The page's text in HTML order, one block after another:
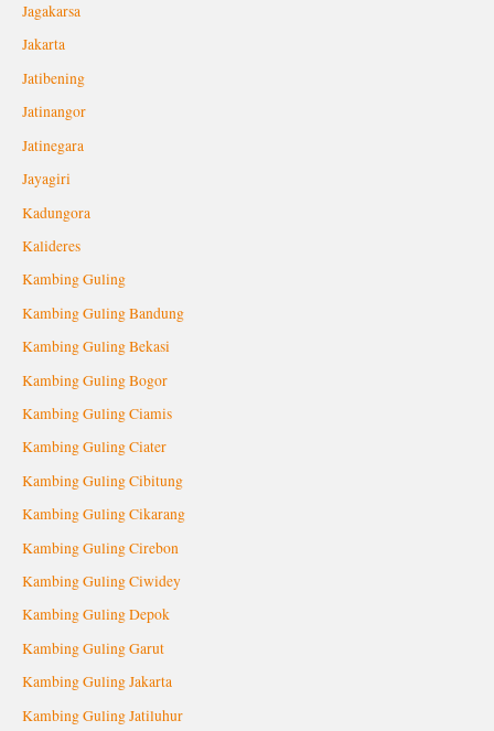
Jagakarsa
Jakarta
Jatibening
Jatinangor
Jatinegara
Jayagiri
Kadungora
Kalideres
Kambing Guling
Kambing Guling Bandung
Kambing Guling Bekasi
Kambing Guling Bogor
Kambing Guling Ciamis
Kambing Guling Ciater
Kambing Guling Cibitung
Kambing Guling Cikarang
Kambing Guling Cirebon
Kambing Guling Ciwidey
Kambing Guling Depok
Kambing Guling Garut
Kambing Guling Jakarta
Kambing Guling Jatiluhur